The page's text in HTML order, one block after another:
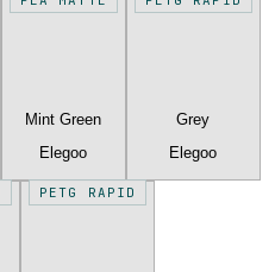
Mint Green
Elegoo
Grey
Elegoo
PETG RAPID